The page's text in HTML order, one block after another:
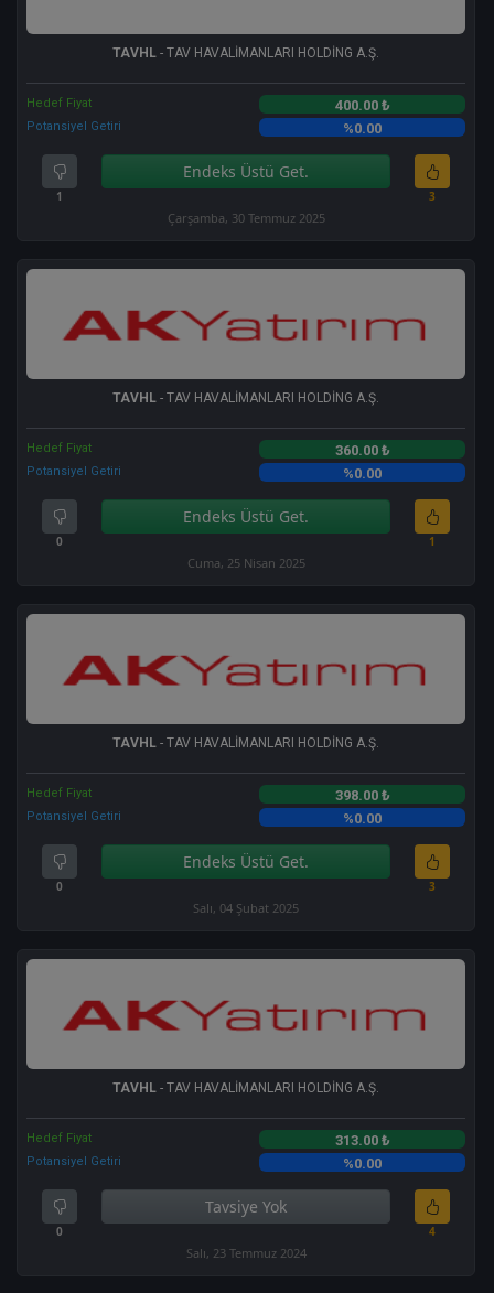
TAVHL - TAV HAVALİMANLARI HOLDİNG A.Ş.
Hedef Fiyat 400.00 ₺
Potansiyel Getiri %0.00
1
Endeks Üstü Get.
3
Çarşamba, 30 Temmuz 2025
TAVHL - TAV HAVALİMANLARI HOLDİNG A.Ş.
Hedef Fiyat 360.00 ₺
Potansiyel Getiri %0.00
0
Endeks Üstü Get.
1
Cuma, 25 Nisan 2025
TAVHL - TAV HAVALİMANLARI HOLDİNG A.Ş.
Hedef Fiyat 398.00 ₺
Potansiyel Getiri %0.00
0
Endeks Üstü Get.
3
Salı, 04 Şubat 2025
TAVHL - TAV HAVALİMANLARI HOLDİNG A.Ş.
Hedef Fiyat 313.00 ₺
Potansiyel Getiri %0.00
0
Tavsiye Yok
4
Salı, 23 Temmuz 2024